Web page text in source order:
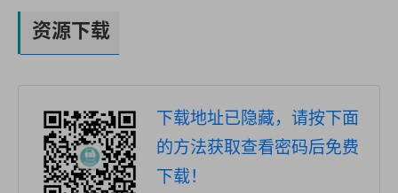
资源下载
下载地址已隐藏，请按下面
的方法获取查看密码后免费
下载！